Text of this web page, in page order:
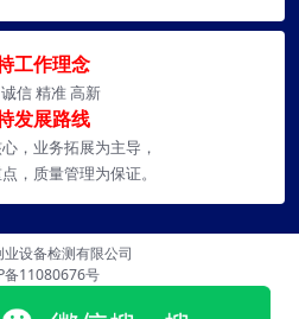
工作理念
信 精准 高新
发展路线
，业务拓展为主导，
，质量管理为保证。
设备检测有限公司
备11080676号